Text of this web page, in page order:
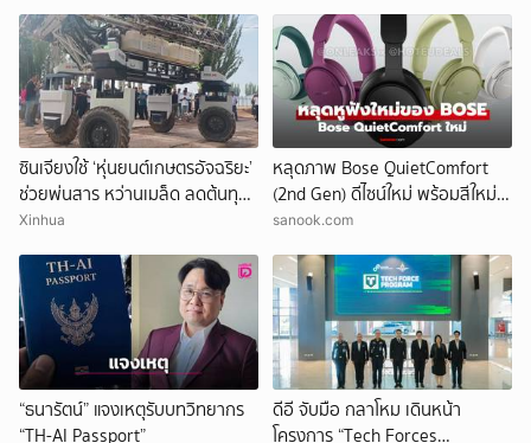
ซินเจียงใช้ ‘หุ่นยนต์เกษตรอัจฉริยะ’
ช่วยพ่นสาร หว่านเมล็ด ลดต้นทุน
ผลิต
Xinhua
หลุดภาพ Bose QuietComfort
(2nd Gen) ดีไซน์ใหม่ พร้อมสีใหม่
ก่อนเปิดตัว
sanook.com
“ธนารัตน์” แจงเหตุรับบทวิทยากร
“TH-AI Passport”
ดีอี จับมือ กลาโหม เดินหน้า
โครงการ “Tech Forces